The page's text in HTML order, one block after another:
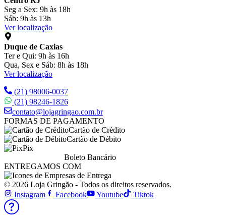
Seg a Sex: 9h às 18h
Sáb: 9h às 13h
Ver localização
Duque de Caxias
Ter e Qui: 9h às 16h
Qua, Sex e Sáb: 8h às 18h
Ver localização
(21) 98006-0037
(21) 98246-1826
contato@lojagringao.com.br
FORMAS DE PAGAMENTO
Cartão de Crédito
Cartão de Débito
Pix
Boleto Bancário
ENTREGAMOS COM
© 2026 Loja Gringão - Todos os direitos reservados.
Instagram
Facebook Youtube Tiktok